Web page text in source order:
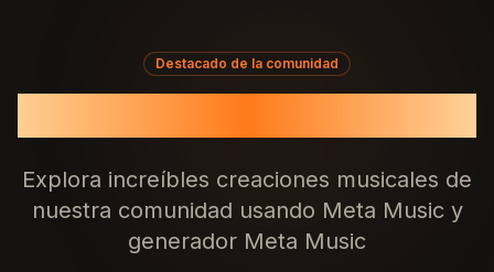
Destacado de la comunidad
Explora increíbles creaciones musicales de
nuestra comunidad usando Meta Music y
generador Meta Music